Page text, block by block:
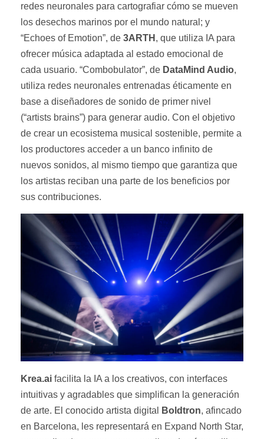
redes neuronales para cartografiar cómo se mueven
los desechos marinos por el mundo natural; y
“Echoes of Emotion”, de 3ARTH , que utiliza IA para
ofrecer música adaptada al estado emocional de
cada usuario. “Combobulator”, de DataMind Audio,
utiliza redes neuronales entrenadas éticamente en
base a diseñadores de sonido de primer nivel
(“artists brains”) para generar audio. Con el objetivo
de crear un ecosistema musical sostenible, permite a
los productores acceder a un banco infinito de
nuevos sonidos, al mismo tiempo que garantiza que
los artistas reciban una parte de los beneficios por
sus contribuciones.
Krea.ai facilita la IA a los creativos, con interfaces
intuitivas y agradables que simplifican la generación
de arte. El conocido artista digital
Boldtron, afincado
en Barcelona, les representará en Expand North Star,